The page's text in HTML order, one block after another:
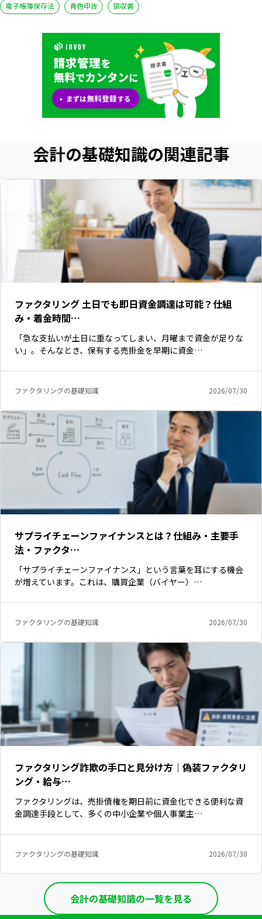
電子帳簿保存法
青色申告 領収書
会計の基礎知識の関連記事
ファクタリング 土日でも即日資金調達は可能？仕組
み・着金時間…
「急な支払いが土日に重なってしまい、月曜まで資金が足りな
い」。そんなとき、保有する売掛金を早期に資金…
ファクタリングの基礎知識 2026/07/30
サプライチェーンファイナンスとは？仕組み・主要手
法・ファクタ…
「サプライチェーンファイナンス」という言葉を耳にする機会
が増えています。これは、購買企業（バイヤー）…
ファクタリングの基礎知識 2026/07/30
ファクタリング詐欺の手口と見分け方｜偽装ファクタリ
ング・給与…
ファクタリングは、売掛債権を期日前に資金化できる便利な資
金調達手段として、多くの中小企業や個人事業主…
ファクタリングの基礎知識 2026/07/30
会計の基礎知識の一覧を見る